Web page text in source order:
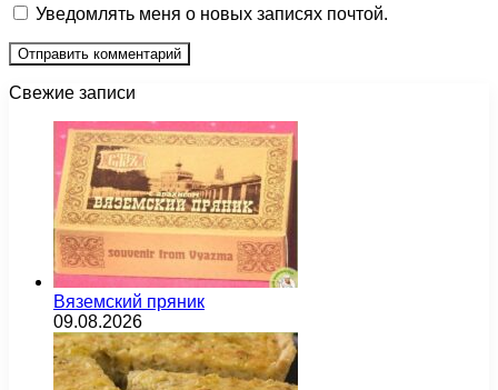
Уведомлять меня о новых записях почтой.
Свежие записи
Вяземский пряник
09.08.2026